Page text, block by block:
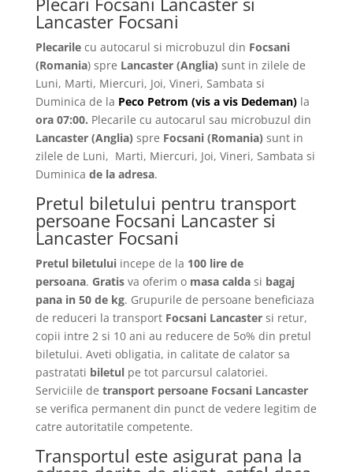
Lancaster Focsani
Plecarilecu autocarul si microbuzul din Focsani
(Romania) spre Lancaster (Anglia) sunt in zilele de
Luni, Marti, Miercuri, Joi, Vineri, Sambata si
Duminica de la Peco Petrom (vis a vis Dedeman)la
ora 07:00. Plecarile cu autocarul sau microbuzul din
Lancaster (Anglia) spre Focsani (Romania) sunt in
zilele de Luni, Marti, Miercuri, Joi, Vineri, Sambata si
Duminica de la adresa.
Pretul biletului pentru transport
persoane Focsani Lancaster si
Lancaster Focsani
Pretul biletuluiincepe de la 100 lire de
persoana. Gratisva oferim o masa caldasi bagaj
pana in 50 de kg. Grupurile de persoane beneficiaza
de reduceri la transport Focsani Lancastersi retur,
copii intre 2 si 10 ani au reducere de 5o% din pretul
biletului. Aveti obligatia, in calitate de calator sa
pastratati biletulpe tot parcursul calatoriei.
Serviciile de transport persoane Focsani Lancaster
se verifica permanent din punct de vedere legitim de
catre autoritatile competente.
Transportul este asigurat pana la